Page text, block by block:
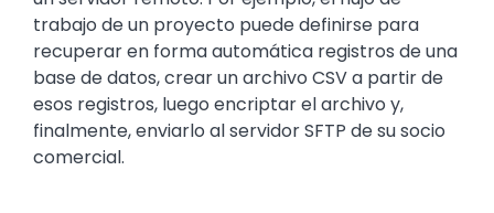
trabajo de un proyecto puede definirse para
recuperar en forma automática registros de una
base de datos, crear un archivo CSV a partir de
esos registros, luego encriptar el archivo y,
finalmente, enviarlo al servidor SFTP de su socio
comercial.